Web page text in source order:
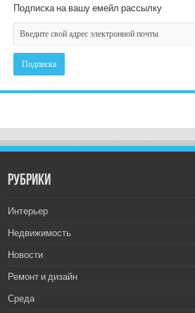
Подписка на вашу емейл рассылку
РУбрики
Интерьер
Недвижимость
Новости
Ремонт и дизайн
Среда